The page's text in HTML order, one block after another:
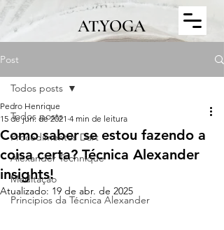
AT.YOGA
Post
Todos posts
Procedimentos Dart
Alexander Technique
Meditação
Principios da Técnica Alexander
Todos posts
Como saber se estou fazendo a
coisa certa? Técnica Alexander
insights!
Pedro Henrique
15 de jun. de 2021 4 min de leitura
Atualizado: 19 de abr. de 2025